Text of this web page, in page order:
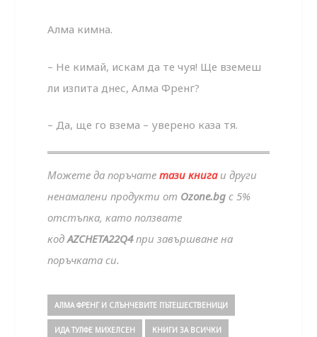
Алма кимна.
– Не кимай, искам да те чуя! Ще вземеш
ли изпита днес, Алма Френг?
– Да, ще го взема – уверено каза тя.
Можете да поръчатетази книгаи други
ненамалени продукти от Ozone.bg с 5%
отстъпка, като ползвате
кодAZCHETA22Q4при завършване на
поръчката си.
АЛМА ФРЕНГ И СЛЪНЧЕВИТЕ ПЪТЕШЕСТВЕНИЦИ
ИДА ТУЛФЕ МИХЕЛСЕН КНИГИ ЗА ВСИЧКИ